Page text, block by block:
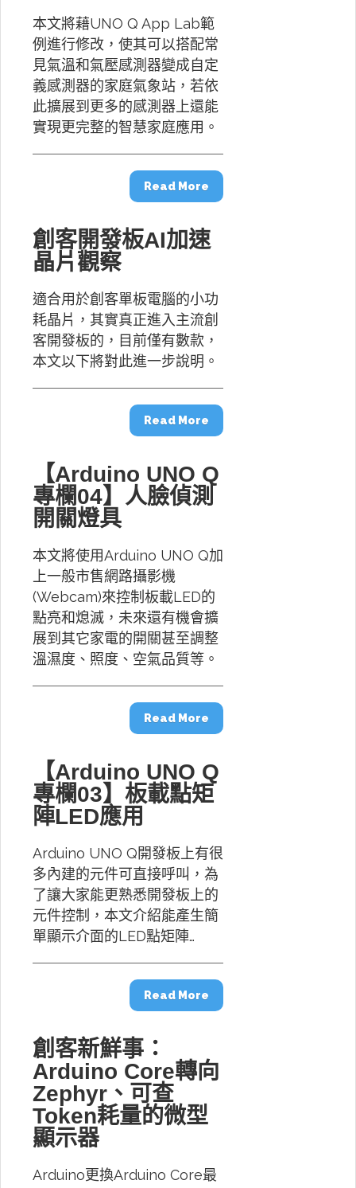
本文將藉UNO Q App Lab範
例進行修改，使其可以搭配常
見氣溫和氣壓感測器變成自定
義感測器的家庭氣象站，若依
此擴展到更多的感測器上還能
實現更完整的智慧家庭應用。
Read More
創客開發板AI加速
晶片觀察
適合用於創客單板電腦的小功
耗晶片，其實真正進入主流創
客開發板的，目前僅有數款，
本文以下將對此進一步說明。
Read More
【Arduino UNO Q
專欄04】人臉偵測
開關燈具
本文將使用Arduino UNO Q加
上一般市售網路攝影機
(Webcam)來控制板載LED的
點亮和熄滅，未來還有機會擴
展到其它家電的開關甚至調整
溫濕度、照度、空氣品質等。
Read More
【Arduino UNO Q
專欄03】板載點矩
陣LED應用
Arduino UNO Q開發板上有很
多內建的元件可直接呼叫，為
了讓大家能更熟悉開發板上的
元件控制，本文介紹能產生簡
單顯示介面的LED點矩陣…
Read More
創客新鮮事：
Arduino Core轉向
Zephyr、可查
Token耗量的微型
顯示器
Arduino更換Arduino Core最